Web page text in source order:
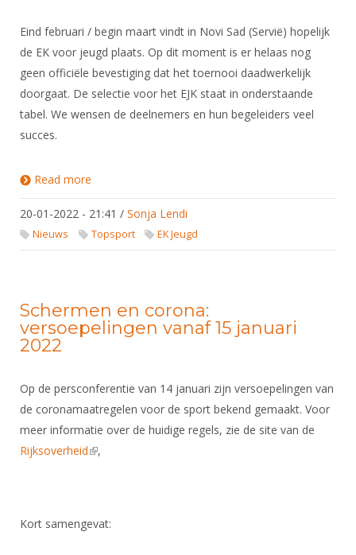
Eind februari / begin maart vindt in Novi Sad (Servië) hopelijk
de EK voor jeugd plaats. Op dit moment is er helaas nog
geen officiële bevestiging dat het toernooi daadwerkelijk
doorgaat. De selectie voor het EJK staat in onderstaande
tabel. We wensen de deelnemers en hun begeleiders veel
succes.
Read more
20-01-2022 - 21:41 / Sonja Lendi
Nieuws Topsport EK Jeugd
Schermen en corona:
versoepelingen vanaf 15 januari
2022
Op de persconferentie van 14 januari zijn versoepelingen van
de coronamaatregelen voor de sport bekend gemaakt. Voor
meer informatie over de huidige regels, zie de site van de
Rijksoverheid(link is external)
,
Kort samengevat: